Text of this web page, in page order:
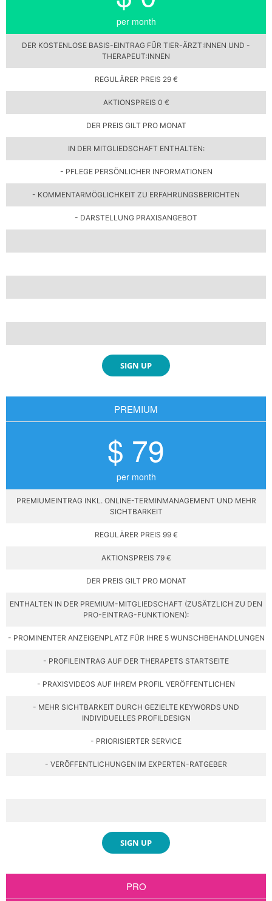
per month
DER KOSTENLOSE BASIS-EINTRAG FÜR TIER-ÄRZT:INNEN UND -
THERAPEUT:INNEN
REGULÄRER PREIS 29 €
AKTIONSPREIS 0 €
DER PREIS GILT PRO MONAT
IN DER MITGLIEDSCHAFT ENTHALTEN:
- PFLEGE PERSÖNLICHER INFORMATIONEN
- KOMMENTARMÖGLICHKEIT ZU ERFAHRUNGSBERICHTEN
- DARSTELLUNG PRAXISANGEBOT
SIGN UP
PREMIUM
$ 79
per month
PREMIUMEINTRAG INKL. ONLINE-TERMINMANAGEMENT UND MEHR
SICHTBARKEIT
REGULÄRER PREIS 99 €
AKTIONSPREIS 79 €
DER PREIS GILT PRO MONAT
ENTHALTEN IN DER PREMIUM-MITGLIEDSCHAFT (ZUSÄTZLICH ZU DEN
PRO-EINTRAG-FUNKTIONEN):
- PROMINENTER ANZEIGENPLATZ FÜR IHRE 5 WUNSCHBEHANDLUNGEN
- PROFILEINTRAG AUF DER THERAPETS STARTSEITE​
- PRAXISVIDEOS AUF IHREM PROFIL VERÖFFENTLICHEN​
- MEHR SICHTBARKEIT DURCH GEZIELTE KEYWORDS UND
INDIVIDUELLES PROFILDESIGN
- PRIORISIERTER SERVICE
- VERÖFFENTLICHUNGEN IM EXPERTEN-RATGEBER
SIGN UP
PRO